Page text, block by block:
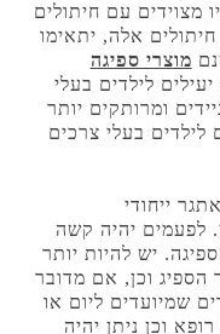
מצוידים עם חיתולים
אלה, יתאימו
מוצרי ספיגה
לילדים בעלי
ומרותקים יותר
בעלי צרכים
ייחודי
לפעמים יהיה קשה
יש להיות יותר
הספיג וכן, אם מדובר
שמיועדים ליום או
וכן ניתן יהיה